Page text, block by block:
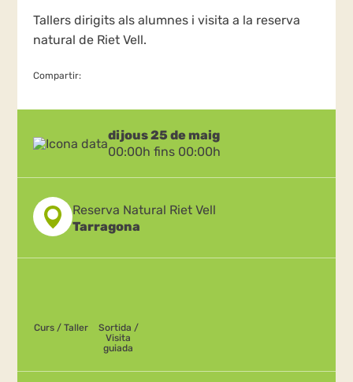
Tallers dirigits als alumnes i visita a la reserva
natural de Riet Vell.
Compartir:
dijous 25 de maig
00:00h fins 00:00h
Reserva Natural Riet Vell
Tarragona
Curs / Taller
Sortida /
Visita
guiada